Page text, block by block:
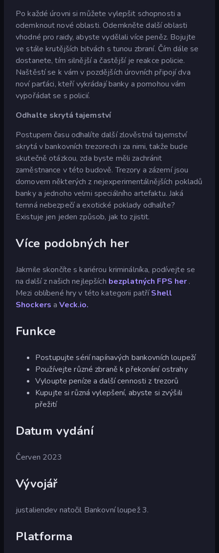
Po každé úrovni si můžete vylepšit schopnosti a
odemknout nové oblasti. Odemkněte další oblasti
vhodné pro raidy, abyste vydělali více peněz. Bojujte
ve stále krutějších bitvách s tunou zbraní. Čím dále se
dostanete, tím silnější a častější je reakce policie.
Naštěstí se k vám v pozdějších úrovních připojí dva
noví parťáci, kteří vykrádají banky a pomohou vám
vypořádat se s policií.
Odhalte skrytá tajemství
Postupem času odhalíte další zlověstná tajemství
skrytá v bankovních trezorech i za nimi, takže bude
skutečně otázkou, zda byste měli zachránit
zaměstnance v této budově. Trezory a zázemí jsou
domovem některých z nejexperimentálnějších pokladů
banky a jednoho velmi speciálního artefaktu. Jaká
temná nebezpečí a exotické poklady odhalíte?
Existuje jen jeden způsob, jak to zjistit.
Více podobných her
Jakmile skončíte s kariérou kriminálníka, podívejte se
na další z našich nejlepších bezplatných FPS her .
Mezi oblíbené hry v této kategorii patříShell
Shockers aVeck.io.
Funkce
Postupujte sérií napínavých bankovních loupeží
Používejte různé zbraně k překonání ostrahy
Vyloupte peníze a další cennosti z trezorů
Kupujte si různá vylepšení, abyste si zvýšili
přežití
Datum vydání
Červen 2023
Vývojář
justaliendev natočil Bankovní loupež 3.
Platforma